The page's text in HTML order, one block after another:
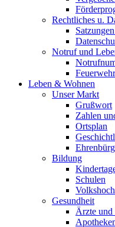
Rechtliches u.
Notruf und
Leben & Wohnen
Unser Markt
Grußwort
Zahlen
Ortsplan
Bildung
Schulen
Gesundheit
Ärzte